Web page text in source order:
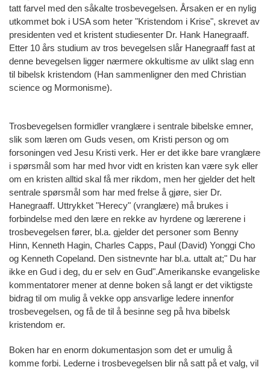
tatt farvel med den såkalte trosbevegelsen. Årsaken er en nylig
utkommet bok i USA som heter "Kristendom i Krise", skrevet av
presidenten ved et kristent studiesenter Dr. Hank Hanegraaff.
Etter 10 års studium av tros bevegelsen slår Hanegraaff fast at
denne bevegelsen ligger nærmere okkultisme av ulikt slag enn
til bibelsk kristendom (Han sammenligner den med Christian
science og Mormonisme).
Trosbevegelsen formidler vranglære i sentrale bibelske emner,
slik som læren om Guds vesen, om Kristi person og om
forsoningen ved Jesu Kristi verk. Her er det ikke bare vranglære
i spørsmål som har med hvor vidt en kristen kan være syk eller
om en kristen alltid skal få mer rikdom, men her gjelder det helt
sentrale spørsmål som har med frelse å gjøre, sier Dr.
Hanegraaff. Uttrykket "Herecy" (vranglære) må brukes i
forbindelse med den lære en rekke av hyrdene og lærerene i
trosbevegelsen fører, bl.a. gjelder det personer som Benny
Hinn, Kenneth Hagin, Charles Capps, Paul (David) Yonggi Cho
og Kenneth Copeland. Den sistnevnte har bl.a. uttalt at;" Du har
ikke en Gud i deg, du er selv en Gud".Amerikanske evangeliske
kommentatorer mener at denne boken så langt er det viktigste
bidrag til om mulig å vekke opp ansvarlige ledere innenfor
trosbevegelsen, og få de til å besinne seg på hva bibelsk
kristendom er.
Boken har en enorm dokumentasjon som det er umulig å
komme forbi. Lederne i trosbevegelsen blir nå satt på et valg, vil